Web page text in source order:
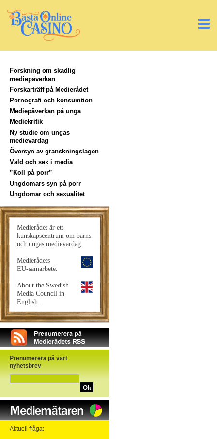
Forskning om skadlig
mediepåverkan
Forskarträff på Medierådet
Pornografi och konsumtion
Mediepåverkan på unga
Mediekritik
Ny studie om ungas
medievardag
Översyn av granskningslagen
Våld och sex i media
”Koll på porr”
Ungdomars syn på porr
Ungdomar och sexualitet
Medierådet är ett
kunskapscentrum om barns
och ungas medievardag.
Medierådets
EU-samarbete.
About the Swedish
Media Council in
English.
Prenumerera på vårt
nyhetsbrev
Ok
Aktuell fråga: